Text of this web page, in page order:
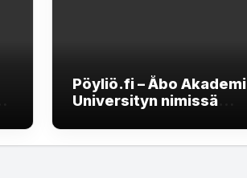
Pöyliö.fi – Åbo Akademi
Universityn nimissä
kalastelua